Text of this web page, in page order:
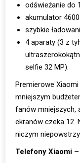
odświeżanie do
akumulator
szybkie
4 aparaty (3 z
selfie 32 MP).
Premierowe
mniejszym
fanów mniejszych,
ekranów czeka 12.
niczym
Telefony Xiaomi